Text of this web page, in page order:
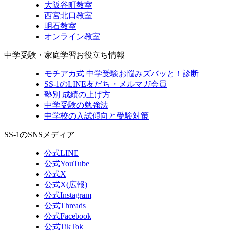
大阪谷町教室
西宮北口教室
明石教室
オンライン教室
中学受験・家庭学習お役立ち情報
モチアカ式 中学受験お悩みズバッと！診断
SS-1のLINE友だち・メルマガ会員
塾別 成績の上げ方
中学受験の勉強法
中学校の入試傾向と受験対策
SS-1のSNSメディア
公式LINE
公式YouTube
公式X
公式X(広報)
公式Instagram
公式Threads
公式Facebook
公式TikTok